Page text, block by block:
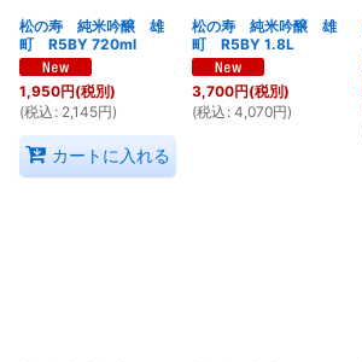
松の寿 純米吟醸 雄
町 R5BY 720ml
1,950円(税別)
(税込 : 2,145円)
カートに入れる
松の寿 純米吟醸 雄
町 R5BY 1.8L
3,700円(税別)
(税込 : 4,070円)